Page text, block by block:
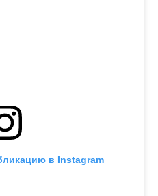
в Instagram